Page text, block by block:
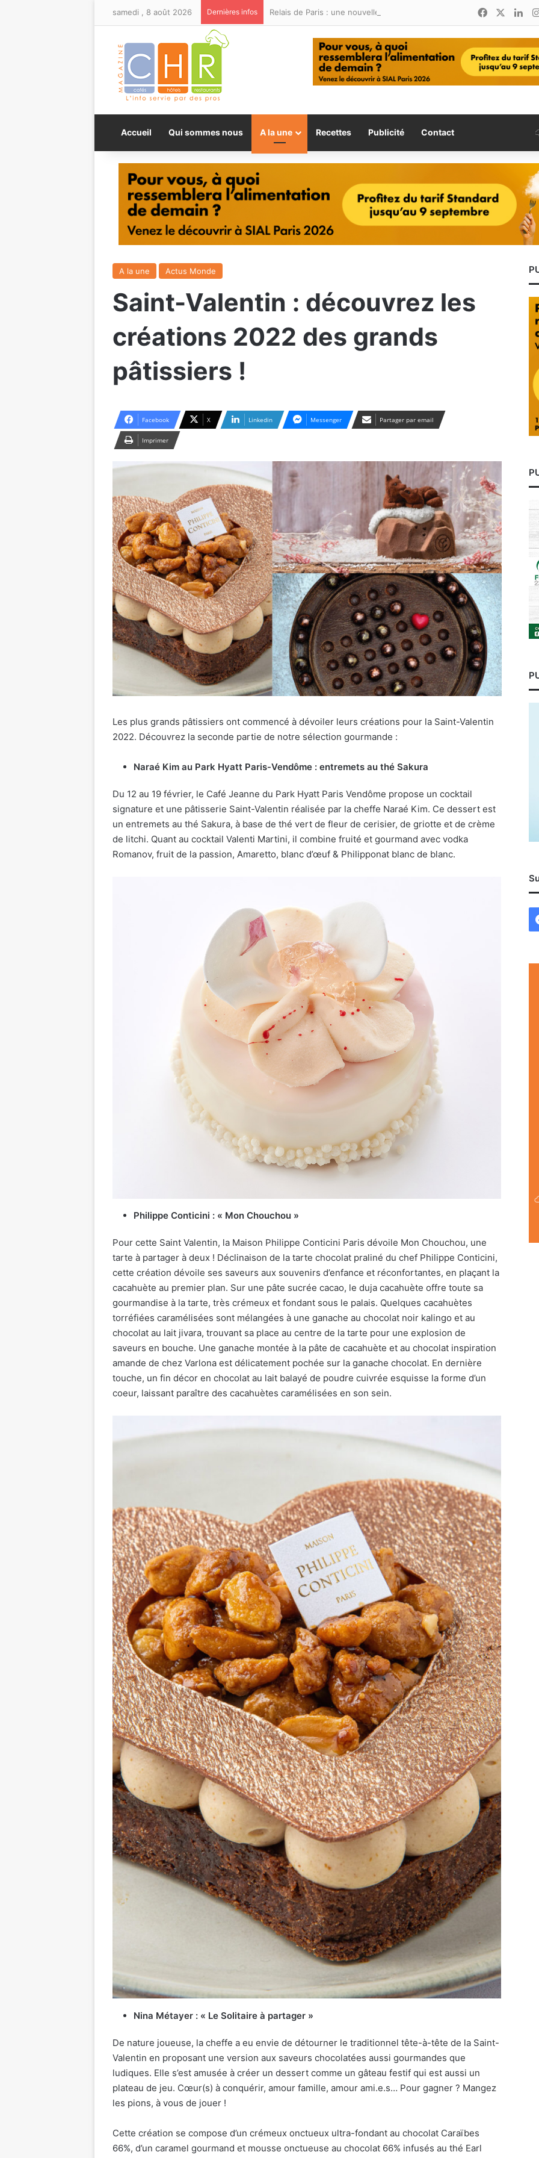
samedi , 8 août 2026 Dernières infos Facebook
Accueil Qui sommes nous A la une Recettes Publicité Contact
A la une Actus Monde
Saint-Valentin : découvrez les
créations 2022 des grands
pâtissiers !
Facebook X Linkedin Messenger Partager par email
Imprimer
Les plus grands pâtissiers ont commencé à dévoiler leurs créations pour la Saint-Valentin
2022. Découvrez la seconde partie de notre sélection gourmande :
Naraé Kim au Park Hyatt Paris-Vendôme : entremets au thé Sakura
Du 12 au 19 février, le Café Jeanne du Park Hyatt Paris Vendôme propose un cocktail
signature et une pâtisserie Saint-Valentin réalisée par la cheffe Naraé Kim. Ce dessert est
un entremets au thé Sakura, à base de thé vert de fleur de cerisier, de griotte et de crème
de litchi. Quant au cocktail Valenti Martini, il combine fruité et gourmand avec vodka
Romanov, fruit de la passion, Amaretto, blanc d’œuf & Philipponat blanc de blanc.
Philippe Conticini : « Mon Chouchou »
Pour cette Saint Valentin, la Maison Philippe Conticini Paris dévoile Mon Chouchou, une
tarte à partager à deux ! Déclinaison de la tarte chocolat praliné du chef Philippe Conticini,
cette création dévoile ses saveurs aux souvenirs d’enfance et réconfortantes, en plaçant la
cacahuète au premier plan. Sur une pâte sucrée cacao, le duja cacahuète offre toute sa
gourmandise à la tarte, très crémeux et fondant sous le palais. Quelques cacahuètes
torréfiées caramélisées sont mélangées à une ganache au chocolat noir kalingo et au
chocolat au lait jivara, trouvant sa place au centre de la tarte pour une explosion de
saveurs en bouche. Une ganache montée à la pâte de cacahuète et au chocolat inspiration
amande de chez Varlona est délicatement pochée sur la ganache chocolat. En dernière
touche, un fin décor en chocolat au lait balayé de poudre cuivrée esquisse la forme d’un
coeur, laissant paraître des cacahuètes caramélisées en son sein.
Nina Métayer : « Le Solitaire à partager »
De nature joueuse, la cheffe a eu envie de détourner le traditionnel tête-à-tête de la Saint-
Valentin en proposant une version aux saveurs chocolatées aussi gourmandes que
ludiques. Elle s’est amusée à créer un dessert comme un gâteau festif qui est aussi un
plateau de jeu. Cœur(s) à conquérir, amour famille, amour ami.e.s… Pour gagner ? Mangez
les pions, à vous de jouer !
Cette création se compose d’un crémeux onctueux ultra-fondant au chocolat Caraïbes
66%, d’un caramel gourmand et mousse onctueuse au chocolat 66% infusés au thé Earl